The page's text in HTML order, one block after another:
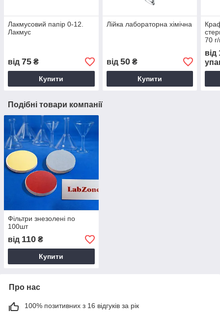
Лакмусовий папір 0-12.
Лакмус
від 75 ₴
Купити
Лійка лабораторна хімічна
від 50₴
Купити
70
від
Подібні товари компанії
Фільтри знезолені по
100шт
від 110 ₴
Купити
Про нас
100% позитивних з 16 відгуків за рік